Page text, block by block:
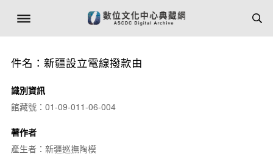
件名：新疆設立電線撥款由
識別資訊
館藏號：01-09-011-06-004
著作者
產生者：新疆巡撫陶模